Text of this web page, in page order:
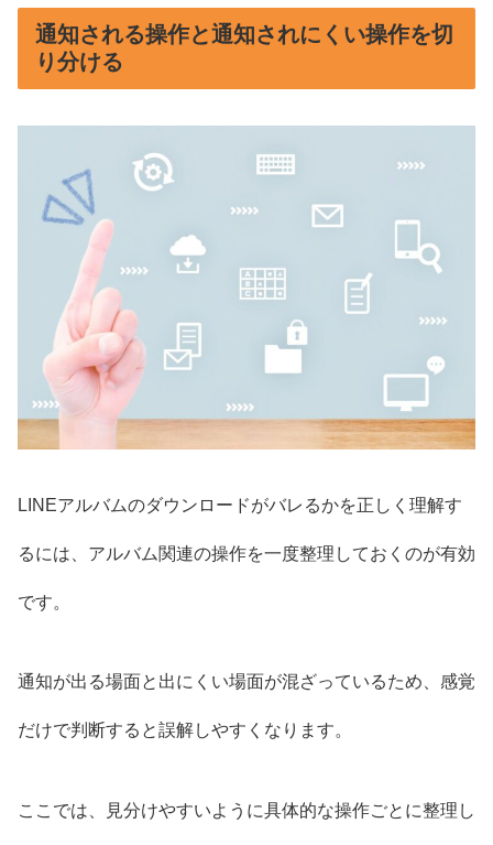
通知される操作と通知されにくい操作を切
り分ける
LINEアルバムのダウンロードがバレるかを正しく理解す
るには、アルバム関連の操作を一度整理しておくのが有効
です。
通知が出る場面と出にくい場面が混ざっているため、感覚
だけで判断すると誤解しやすくなります。
ここでは、見分けやすいように具体的な操作ごとに整理し